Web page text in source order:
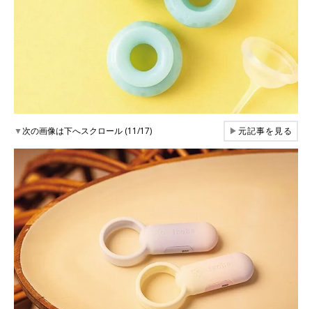
▼次の画像は下へスクロール (11/17) ▶元記事を見る